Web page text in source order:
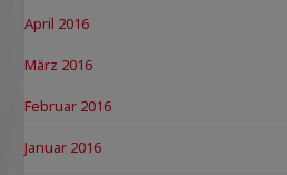
April 2016
März 2016
Februar 2016
Januar 2016